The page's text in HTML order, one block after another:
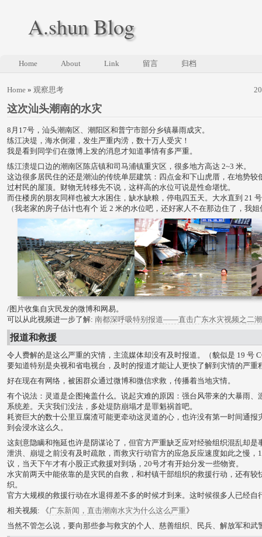
A.shun Blog
Home About Link 留言 归档
Home » 观察思考
这次汕头潮南的水灾
8月17号，汕头潮南区、潮阳区和普宁市部分乡镇暴雨成灾。
练江决堤，海水倒灌，发生严重内涝，数十万人受灾！
我是看到同学们在微博上发的消息才知道事情有多严重。
练江溃堤口边的潮南区陈店镇和司马浦镇重灾区，很多地方高达 2~3 米。
这边很多居民住的还是潮汕的传统单层建筑：四点金和下山虎厝，在地势较
过村民的屋顶。财物无转移先不说，这样高的水位可说是性命堪忧。
而住楼房的朋友同样也被大水困住，缺水缺粮，停电四五天。大水直到 21
（我老家的房子估计也有个 近 2 米的水位吧，还好家人不在那边住了，我
/图片收集自灾民发的微博和网易。
可以从此视频进一步了解: 南都深呼吸特别报道——直击广东水灾视频之二
报道和救援
令人费解的是这么严重的灾情，主流媒体却没有及时报道。（貌似是 19 号
要知道特别是央视和省电视台，及时的报道才能让人更快了解到灾情的严重
好在现在有网络，被困群众通过微博和微信求救，传播着当地灾情。
有个说法：灵道是企图掩盖什么。说起灾难的原因：强台风带来的大暴雨、
系统差。天灾我们没法，多处堤防崩塌才是罪魁祸首吧。
耗资巨大的数十公里豆腐渣可能更牵动这灵道的心，也许没有第一时间通报
到会浸水这么久。
这刻意隐瞒和拖延也许是阴谋论了，但官方严重缺乏应对经验组织混乱却是
泄洪、崩堤之前没有及时疏散，而救灾行动官方的应急反应速度如此之慢，
议，当天下午才有小股正式救援对到场，20号才有开始分发一些物资。
水灾前两天中能依靠的是灾民的自救，和村镇干部组织的救援行动，还有较
织。
官方大规模的救援行动在水退得差不多的时候才到来。这时候很多人已经自
相关视频: 《广东新闻，直击潮南水灾为什么这么严重》
当然不管怎么说，要向那些参与救灾的个人、慈善组织、民兵、解放军和武